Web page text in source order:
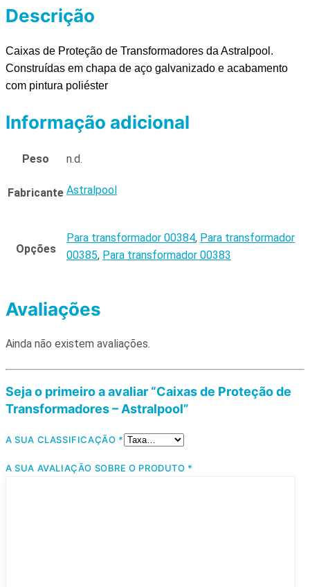
Descrição
Caixas de Proteção de Transformadores da Astralpool.
Construídas em chapa de aço galvanizado e acabamento
com pintura poliéster
Informação adicional
Peso n.d.
Fabricante Astralpool
Opções
Para transformador 00384, Para transformador
00385, Para transformador 00383
Avaliações
Ainda não existem avaliações.
Seja o primeiro a avaliar “Caixas de Proteção de
Transformadores – Astralpool”
A SUA CLASSIFICAÇÃO *
A SUA AVALIAÇÃO SOBRE O PRODUTO *